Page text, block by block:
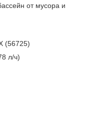
от мусора и
(56725)
л/ч)